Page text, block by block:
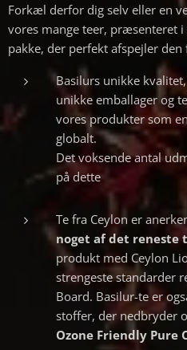
Forkæl derfor dig selv eller en
vores mange teer, præsenteret
pakke, der perfekt afspejler
Basilurs unikke
unikke emballager og
vores produkter som
globalt.
Det voksende antal
på dette
Te fra Ceylon er
noget af det reneste
produkt med Ceylon
strengeste standarder
Board. Basilur-te er
stoffer, der nedbryder
Ozone Friendly Pure